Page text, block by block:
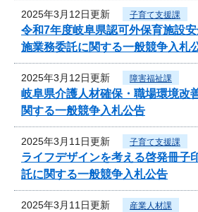
2025年3月12日更新 子育て支援課
令和7年度岐阜県認可外保育施設
施業務委託に関する一般競争入札
2025年3月12日更新 障害福祉課
岐阜県介護人材確保・職場環境改
関する一般競争入札公告
2025年3月11日更新 子育て支援課
ライフデザインを考える啓発冊子
託に関する一般競争入札公告
2025年3月11日更新 産業人材課